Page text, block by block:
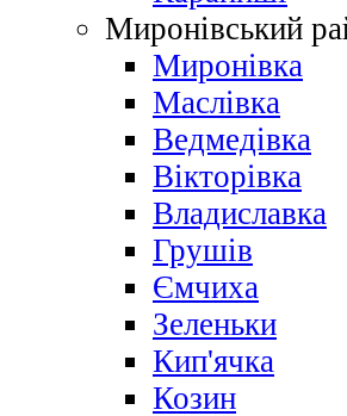
Миронівський
Миронівка
Маслівка
Ведмедівка
Вікторівка
Владиславка
Грушів
Ємчиха
Зеленьки
Кип'ячка
Козин